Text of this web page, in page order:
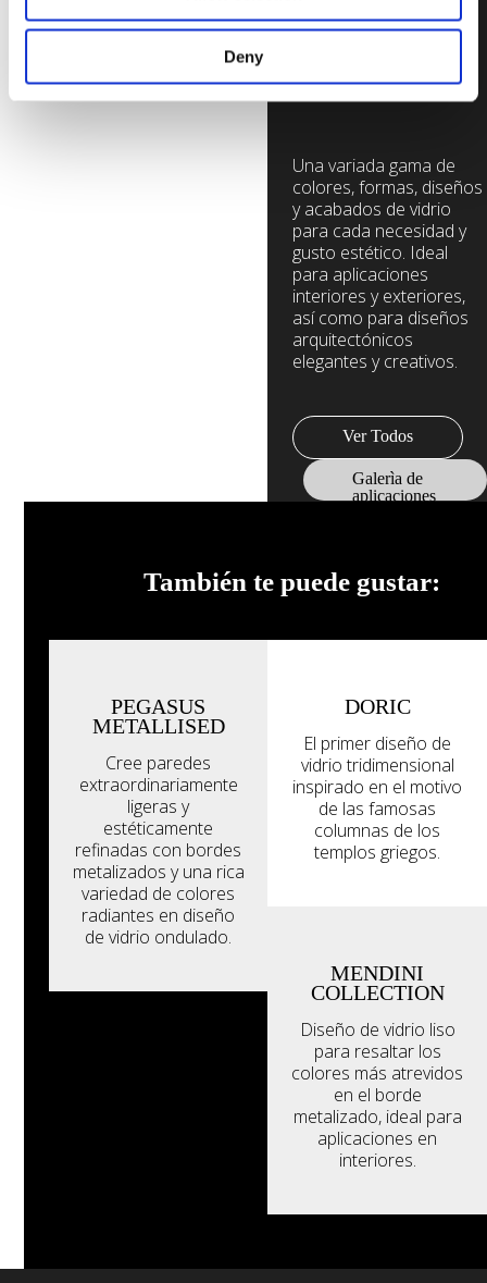
Deny
luz en todos
los ambientes.
Una variada gama de
colores, formas, diseños
y acabados de vidrio
para cada necesidad y
gusto estético. Ideal
para aplicaciones
interiores y exteriores,
así como para diseños
arquitectónicos
elegantes y creativos.
Ver Todos
Galerìa de
aplicaciones
También te puede gustar:
PEGASUS
METALLISED
Cree paredes
extraordinariamente
ligeras y
estéticamente
refinadas con bordes
metalizados y una rica
variedad de colores
radiantes en diseño
de vidrio ondulado.
DORIC
El primer diseño de
vidrio tridimensional
inspirado en el motivo
de las famosas
columnas de los
templos griegos.
MENDINI
COLLECTION
Diseño de vidrio liso
para resaltar los
colores más atrevidos
en el borde
metalizado, ideal para
aplicaciones en
interiores.